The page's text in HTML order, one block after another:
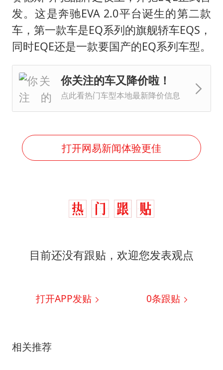
发。这是奔驰EVA 2.0平台诞生的第二款
车，第一款车是EQ系列的旗舰轿车EQS，
同时EQE还是一款要国产的EQ系列车型。
你关注的车又降价啦！
点此看热门车型本地最新降价信息
打开网易新闻体验更佳
目前还没有跟贴，欢迎您发表观点
打开APP发贴 0条跟贴
相关推荐